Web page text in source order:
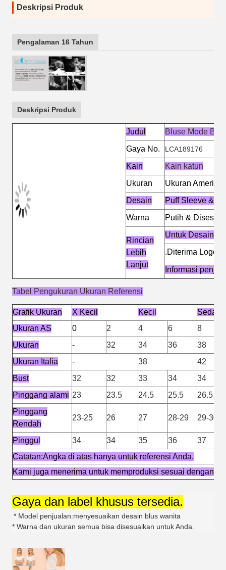
Deskripsi Produk
Pengalaman 16 Tahun
Deskripsi Produk
Judul
Bluse Mode
Gaya No.
LCA189176
Kain
Kain katun
Ukuran
Ukuran Amerika
Desain
Puff Sleeve &
Warna
Putih &
Rincian
Lebih
Lanjut
Untuk Desain
.Diterima Logo
Informasi
Tabel Pengukuran Ukuran Referensi
Grafik Ukuran X Kecil Kecil
Sedang
Ukuran AS
0 2 4 6
8
Ukuran
- 32 34 36
38
Ukuran Italia
- 38
42
Bust
32 32 33 34
34
Pinggang alami 23 23.5 24.5 25.5
26.5
Pinggang
Rendah
23-25 26 27 28-29 29-30
Pinggul 34 34 35 36
37
Catatan:Angka di atas hanya untuk referensi Anda.
Kami juga menerima untuk memproduksi sesuai dengan
Gaya dan label khusus tersedia.
* Model penjualan:menyesuaikan desain blus wanita
* Warna dan ukuran semua bisa disesuaikan untuk Anda.